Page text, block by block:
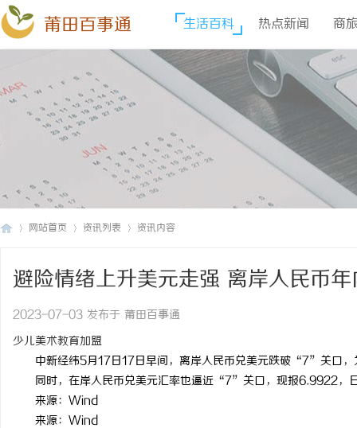
莆田百事通 生活百科 热点新闻 商
网站首页 资讯列表 资讯内容
避险情绪上升美元走强 离岸人民币
2023-07-03 发布于 莆田百事通
少儿美术教育加盟
中新经纬5月17日17日早间，离岸人民币兑美元跌破“7”关口，
同时，在岸人民币兑美元汇率也逼近“7”关口，现报6.9922，
来源：Wind
来源：Wind